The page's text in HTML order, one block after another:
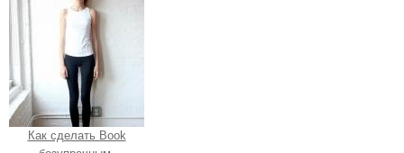
Как сделать Book